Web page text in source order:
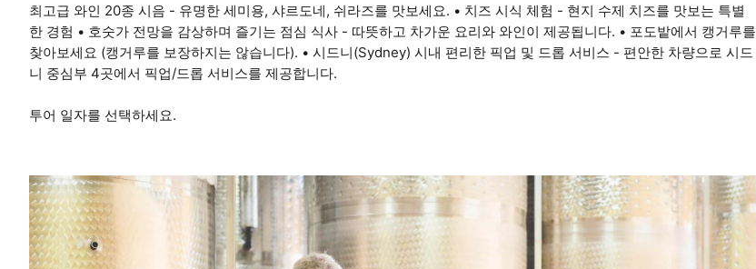
최고급 와인 20종 시음 - 유명한 세미용, 샤르도네, 쉬라즈를 맛보세요. • 치즈 시식 체험 - 현지 수제 치즈를 맛보는 특별
한 경험 • 호숫가 전망을 감상하며 즐기는 점심 식사 - 따뜻하고 차가운 요리와 와인이 제공됩니다. • 포도밭에서 캥거루를
찾아보세요 (캥거루를 보장하지는 않습니다). • 시드니(Sydney) 시내 편리한 픽업 및 드롭 서비스 - 편안한 차량으로 시드
니 중심부 4곳에서 픽업/드롭 서비스를 제공합니다.
투어 일자를 선택하세요.